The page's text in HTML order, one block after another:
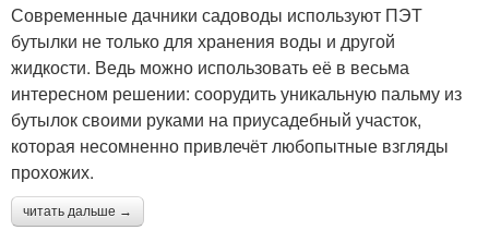
Современные дачники садоводы используют ПЭТ
бутылки не только для хранения воды и другой
жидкости. Ведь можно использовать её в весьма
интересном решении: соорудить уникальную пальму из
бутылок своими руками на приусадебный участок,
которая несомненно привлечёт любопытные взгляды
прохожих.
читать дальше →